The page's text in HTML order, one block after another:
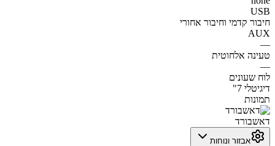
USB
חיבור קדמי וחיבור אחורי
AUX
—
טעינה אלחוטית
—
לוח שעונים
דיגיטלי 7"
תמונות
דאשבורד
אבזור ונוחות